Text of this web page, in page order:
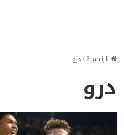
الرئيسية/درو
درو